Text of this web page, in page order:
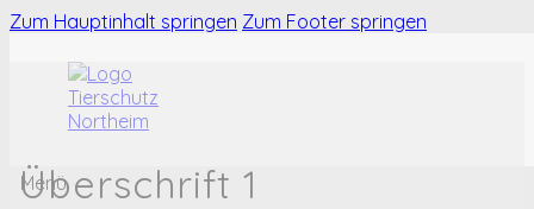
Zum Hauptinhalt springen Zum Footer springen
Menü
Überschrift 1